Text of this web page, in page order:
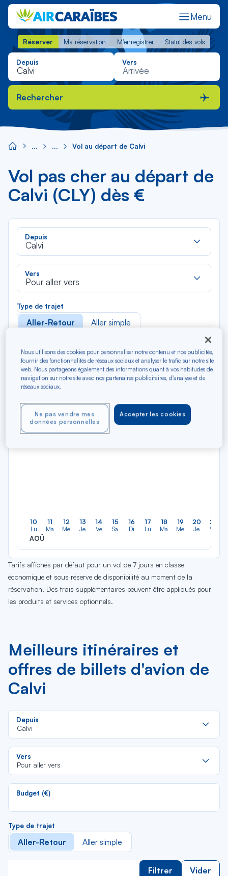
Menu
Réserver Ma réservation M'enregistrer Statut des vols
Réserver Ma réservation M'enregistrer Statut des vols
Depuis Vers
Rechercher
Vol au départ de Calvi
Vol pas cher au départ de
Calvi (CLY) dès €
Depuis
Calvi
Vers
Pour aller vers
Type de trajet
Aller-Retour Aller simple
Filtrer Vider
Précédent
AOÛ 2026
10
Lu
AOÛ
11
Ma
12
Me
13
Je
14
Ve
15
Sa
16
Di
17
Lu
18
Ma
19
Me
20
Je
21
Ve
Tarifs affichés par défaut pour un vol de 7 jours en classe
économique et sous réserve de disponibilité au moment de la
réservation. Des frais supplémentaires peuvent être appliqués pour
les produits et services optionnels.
Meilleurs itinéraires et
offres de billets d'avion de
Calvi
Depuis
Calvi
Vers
Pour aller vers
Budget (€)
Type de trajet
Aller-Retour Aller simple
Filtrer Vider
Nous utilisons des cookies pour personnaliser notre contenu et nos publicités,
fournir des fonctionnalités de réseaux sociaux et analyser le trafic sur notre site
web. Nous partageons également des informations quant à vos habitudes de
navigation sur notre site avec nos partenaires publicitaires, d'analyse et de
réseaux sociaux.
Accepter les cookies
Ne pas vendre mes
données personnelles